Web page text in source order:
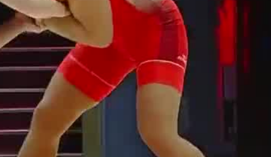
20.05.2022: Final Женская борьба /
Женщины / до 55 кг Ирина
ОЛОГОНОВА - Татьяна ...